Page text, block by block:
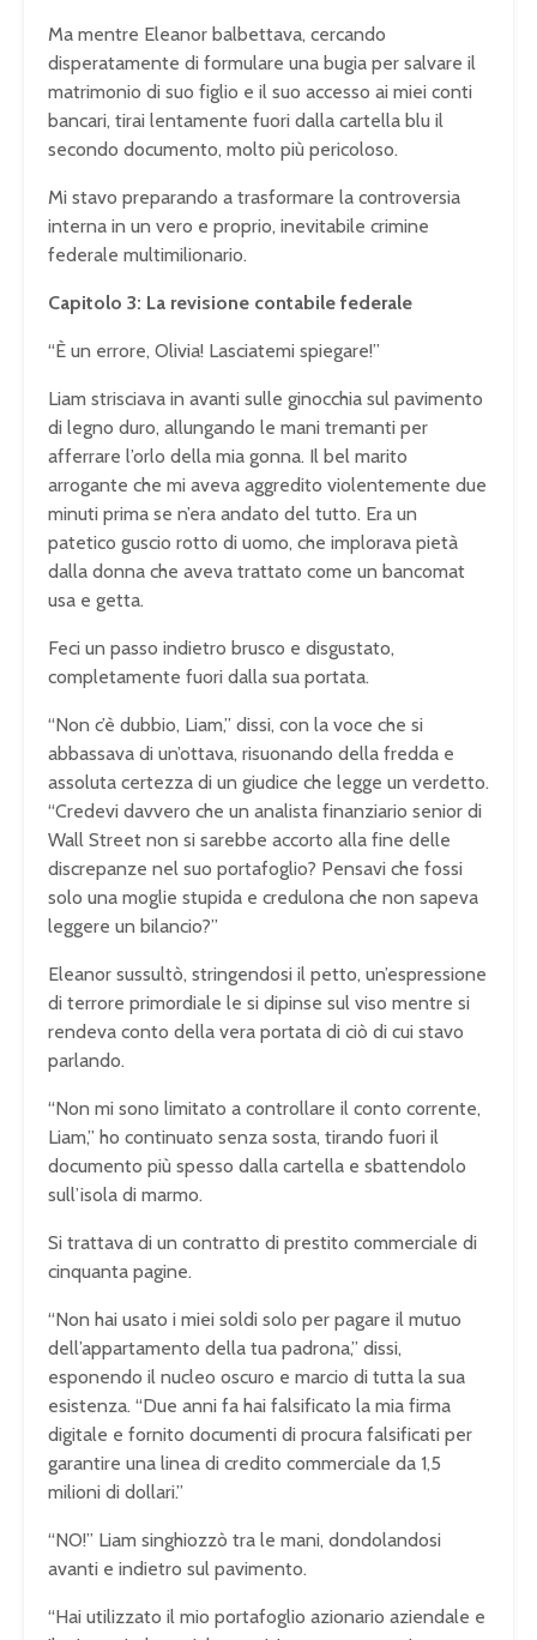
Ma mentre Eleanor balbettava, cercando
disperatamente di formulare una bugia per salvare il
matrimonio di suo figlio e il suo accesso ai miei conti
bancari, tirai lentamente fuori dalla cartella blu il
secondo documento, molto più pericoloso.
Mi stavo preparando a trasformare la controversia
interna in un vero e proprio, inevitabile crimine
federale multimilionario.
Capitolo 3: La revisione contabile federale
“È un errore, Olivia! Lasciatemi spiegare!”
Liam strisciava in avanti sulle ginocchia sul pavimento
di legno duro, allungando le mani tremanti per
afferrare l’orlo della mia gonna. Il bel marito
arrogante che mi aveva aggredito violentemente due
minuti prima se n’era andato del tutto. Era un
patetico guscio rotto di uomo, che implorava pietà
dalla donna che aveva trattato come un bancomat
usa e getta.
Feci un passo indietro brusco e disgustato,
completamente fuori dalla sua portata.
“Non c’è dubbio, Liam,” dissi, con la voce che si
abbassava di un’ottava, risuonando della fredda e
assoluta certezza di un giudice che legge un verdetto.
“Credevi davvero che un analista finanziario senior di
Wall Street non si sarebbe accorto alla fine delle
discrepanze nel suo portafoglio? Pensavi che fossi
solo una moglie stupida e credulona che non sapeva
leggere un bilancio?”
Eleanor sussultò, stringendosi il petto, un’espressione
di terrore primordiale le si dipinse sul viso mentre si
rendeva conto della vera portata di ciò di cui stavo
parlando.
“Non mi sono limitato a controllare il conto corrente,
Liam,” ho continuato senza sosta, tirando fuori il
documento più spesso dalla cartella e sbattendolo
sull’isola di marmo.
Si trattava di un contratto di prestito commerciale di
cinquanta pagine.
“Non hai usato i miei soldi solo per pagare il mutuo
dell’appartamento della tua padrona,” dissi,
esponendo il nucleo oscuro e marcio di tutta la sua
esistenza. “Due anni fa hai falsificato la mia firma
digitale e fornito documenti di procura falsificati per
garantire una linea di credito commerciale da 1,5
milioni di dollari.”
“NO!” Liam singhiozzò tra le mani, dondolandosi
avanti e indietro sul pavimento.
“Hai utilizzato il mio portafoglio azionario aziendale e